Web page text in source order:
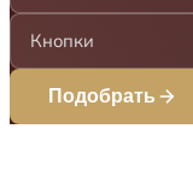
Кнопки
Подобрать